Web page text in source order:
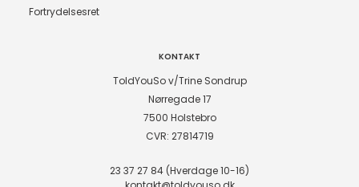
Fortrydelsesret
KONTAKT
ToldYouSo v/Trine Sondrup
Nørregade 17
7500 Holstebro
CVR: 27814719
23 37 27 84 (Hverdage 10-16)